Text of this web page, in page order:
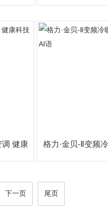
调 健康 格力·金贝-Ⅱ变频
下一页 尾页